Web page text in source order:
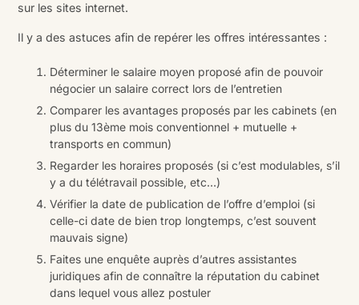
sur les sites internet.
Il y a des astuces afin de repérer les offres intéressantes :
Déterminer le salaire moyen proposé afin de pouvoir
négocier un salaire correct lors de l’entretien
Comparer les avantages proposés par les cabinets (en
plus du 13ème mois conventionnel + mutuelle +
transports en commun)
Regarder les horaires proposés (si c’est modulables, s’il
y a du télétravail possible, etc…)
Vérifier la date de publication de l’offre d’emploi (si
celle-ci date de bien trop longtemps, c’est souvent
mauvais signe)
Faites une enquête auprès d’autres assistantes
juridiques afin de connaître la réputation du cabinet
dans lequel vous allez postuler